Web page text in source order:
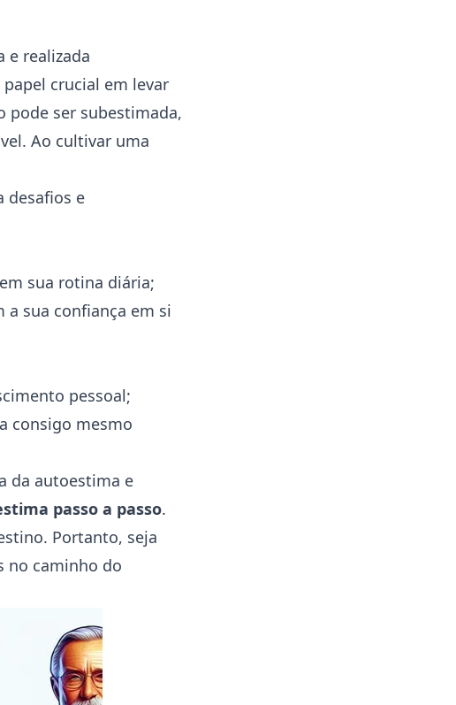
e realizada
crucial em levar
pode ser subestimada,
Ao cultivar uma
desafios e
sua rotina diária;
a sua confiança em si
pessoal;
consigo mesmo
da autoestima e
passo a passo.
Portanto, seja
no caminho do